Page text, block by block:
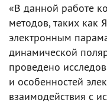
«В данной работе
методов, таких как
электронным
динамической
проведено
и особенностей
взаимодействия с